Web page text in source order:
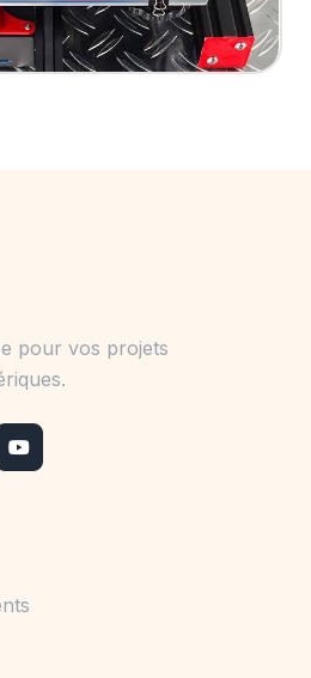
pour vos projets